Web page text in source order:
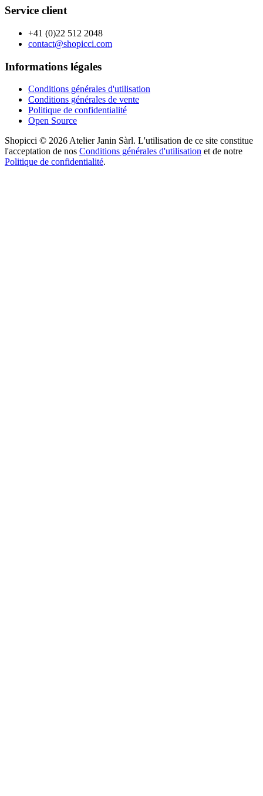
Service client
+41 (0)22 512 2048
contact@shopicci.com
Informations légales
Conditions générales d'utilisation
Conditions générales de vente
Politique de confidentialité
Open Source
Shopicci © 2026 Atelier Janin Sàrl. L'utilisation de ce site constitue
l'acceptation de nos Conditions générales d'utilisation et de notre
Politique de confidentialité.